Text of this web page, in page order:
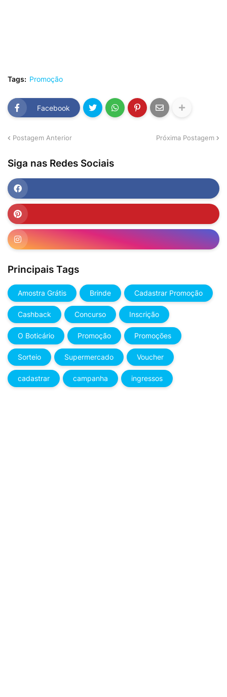
Tags: Promoção
Facebook
Postagem Anterior Próxima Postagem
Siga nas Redes Sociais
Principais Tags
Amostra Grátis Brinde Cadastrar Promoção
Cashback Concurso Inscrição
O Boticário Promoção Promoções
Sorteio Supermercado Voucher
cadastrar campanha ingressos